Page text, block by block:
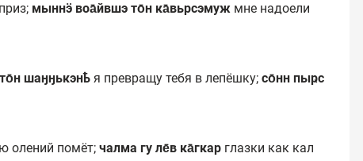
мыннӭ воа̄йвшэ то̄н ка̄вьрсэмуж мне надоели
шаӈӈькэнҍ я превращу тебя в лепёшку; со̄нн пыҏс
олений помёт; чалма гу ле̄в ка̄гкар глазки как кал